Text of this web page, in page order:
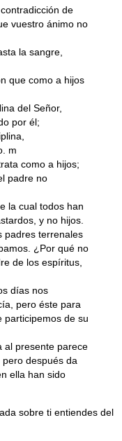
de
vuestro ánimo no
la sangre,
que como a hijos
del Señor,
por él;
m
como a hijos;
padre no
la cual todos han
y no hijos.
padres terrenales
¿Por qué no
de los espíritus,
días nos
pero éste para
participemos de su
al presente parece
después da
ella han sido
sobre ti entiendes del